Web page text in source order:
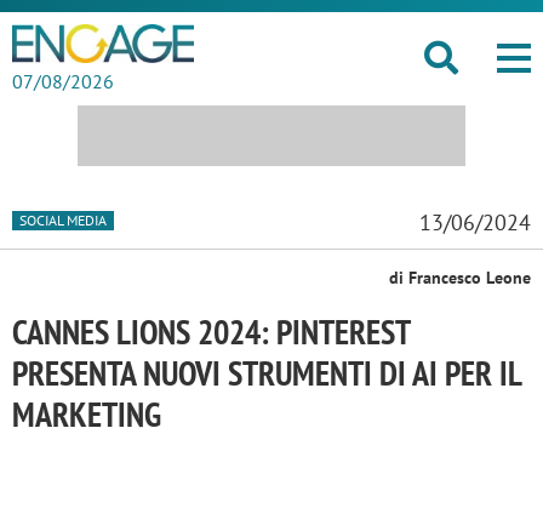
07/08/2026
SOCIAL MEDIA 13/06/2024
di Francesco Leone
CANNES LIONS 2024: PINTEREST
PRESENTA NUOVI STRUMENTI DI AI PER IL
MARKETING